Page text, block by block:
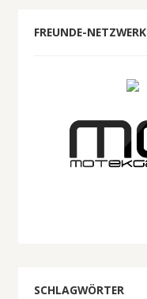
FREUNDE-NETZWERK
SCHLAGWÖRTER